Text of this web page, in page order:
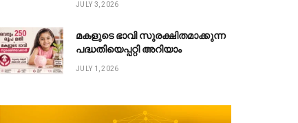
JULY 3, 2026
മകളുടെ ഭാവി സുരക്ഷിതമാക്കുന്ന
പദ്ധതിയെപ്പറ്റി അറിയാം
JULY 1, 2026